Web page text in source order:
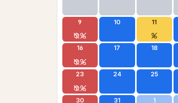
9 10 11
16 17 18
23 24 25
30 31 1